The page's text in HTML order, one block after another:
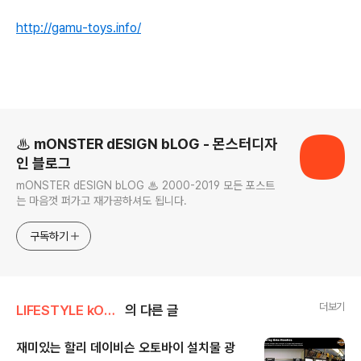
http://gamu-toys.info/
♨ mONSTER dESIGN bLOG - 몬스터디자
인 블로그
mONSTER dESIGN bLOG ♨ 2000-2019 모든 포스트
는 마음껏 퍼가고 재가공하셔도 됩니다.
구독하기
LIFESTYLE kONTEXT 의 다른 글 더보기
재미있는 할리 데이비슨 오토바이 설치물 광